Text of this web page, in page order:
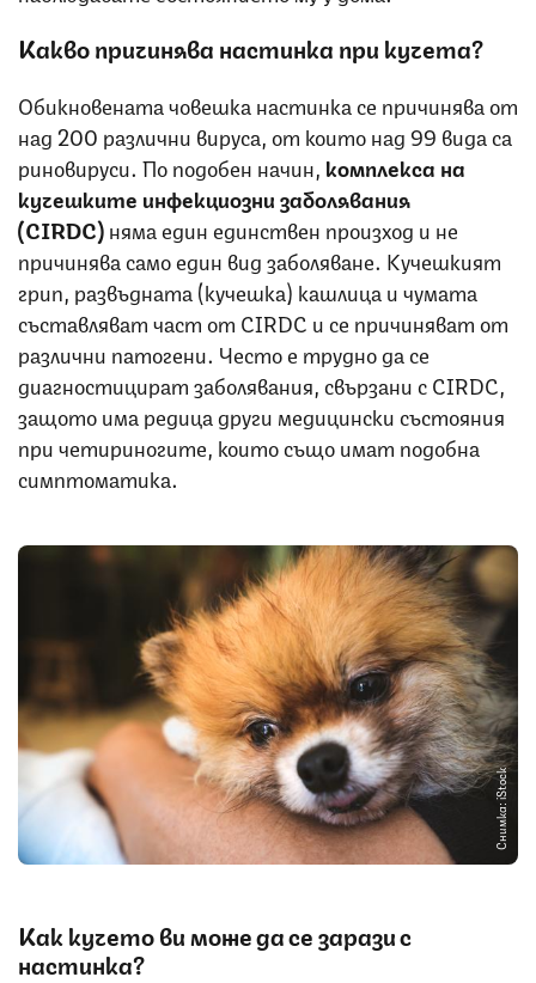
Какво причинява настинка при кучета?
Обикновената човешка настинка се причинява от
над 200 различни вируса, от които над 99 вида са
риновируси. По подобен начин, комплекса на
кучешките инфекциозни заболявания
(CIRDC)няма един единствен произход и не
причинява само един вид заболяване. Кучешкият
грип, развъдната (кучешка) кашлица и чумата
съставляват част от CIRDC и се причиняват от
различни патогени. Често е трудно да се
диагностицират заболявания, свързани с CIRDC,
защото има редица други медицински състояния
при четириногите, които също имат подобна
симптоматика.
Снимка: iStock
Как кучето ви може да се зарази с
настинка?